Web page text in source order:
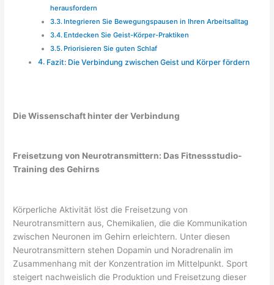
herausfordern
Integrieren Sie Bewegungspausen in Ihren Arbeitsalltag
Entdecken Sie Geist-Körper-Praktiken
Priorisieren Sie guten Schlaf
Fazit: Die Verbindung zwischen Geist und Körper fördern
Die Wissenschaft hinter der Verbindung
Freisetzung von Neurotransmittern: Das Fitnessstudio-
Training des Gehirns
Körperliche Aktivität löst die Freisetzung von
Neurotransmittern aus, Chemikalien, die die Kommunikation
zwischen Neuronen im Gehirn erleichtern. Unter diesen
Neurotransmittern stehen Dopamin und Noradrenalin im
Zusammenhang mit der Konzentration im Mittelpunkt. Sport
steigert nachweislich die Produktion und Freisetzung dieser